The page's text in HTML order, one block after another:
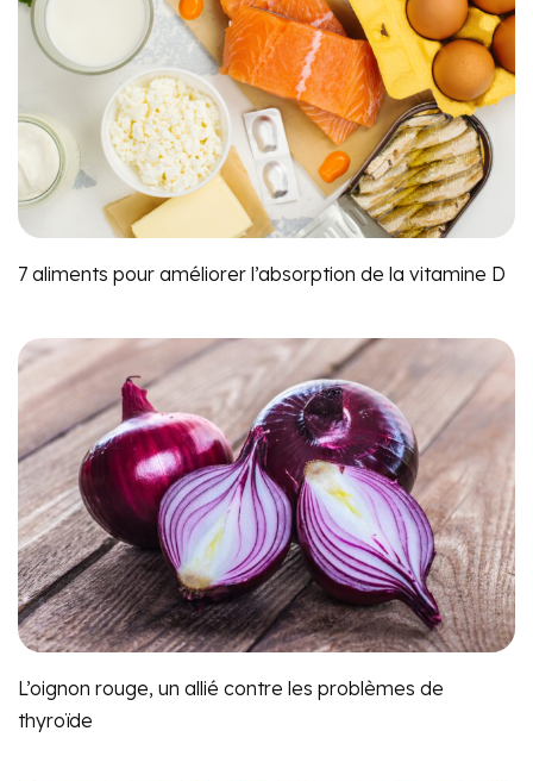
7 aliments pour améliorer l’absorption de la vitamine D
L’oignon rouge, un allié contre les problèmes de
thyroïde